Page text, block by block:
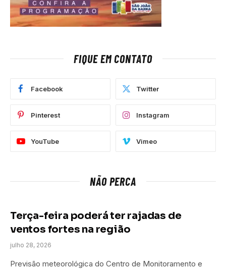
FIQUE EM CONTATO
Facebook Twitter
Pinterest Instagram
YouTube Vimeo
NÃO PERCA
Terça-feira poderá ter rajadas de
ventos fortes na região
julho 28, 2026
Previsão meteorológica do Centro de Monitoramento e